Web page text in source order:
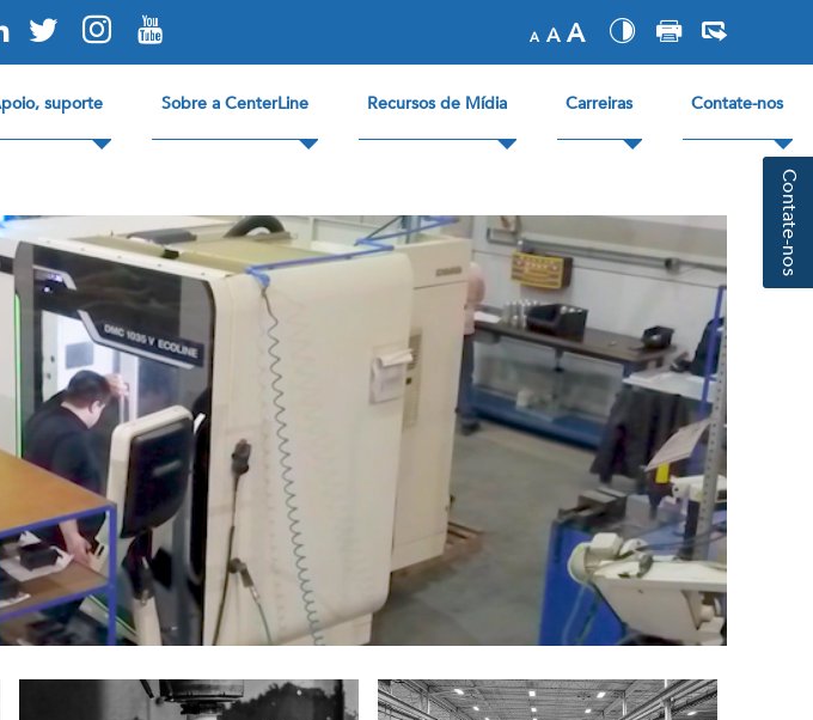
A A A
suporte Sobre a CenterLine Recursos de Mídia Carreiras Contate-nos
Contate-nos
Weld Guns
HERE